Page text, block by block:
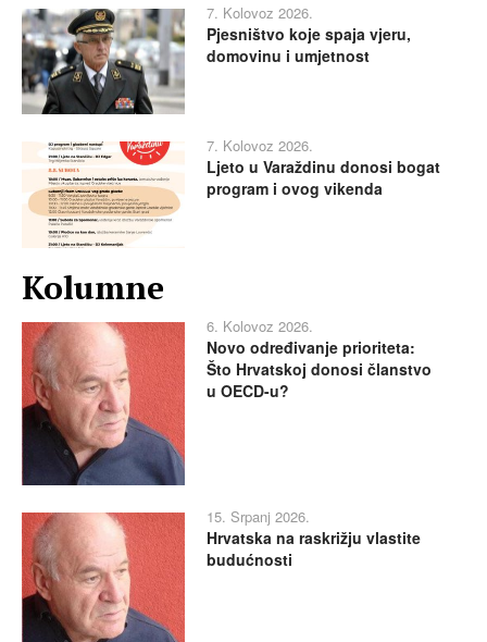
7. Kolovoz 2026.
Pjesništvo koje spaja vjeru,
domovinu i umjetnost
7. Kolovoz 2026.
Ljeto u Varaždinu donosi bogat
program i ovog vikenda
Kolumne
6. Kolovoz 2026.
Novo određivanje prioriteta:
Što Hrvatskoj donosi članstvo
u OECD-u?
15. Srpanj 2026.
Hrvatska na raskrižju vlastite
budućnosti